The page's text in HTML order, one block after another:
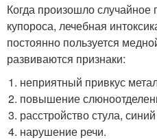
Когда произошло
купороса, лечебная
постоянно пользуется
развиваются признаки:
неприятный привкус
повышение
расстройство стула,
нарушение речи.